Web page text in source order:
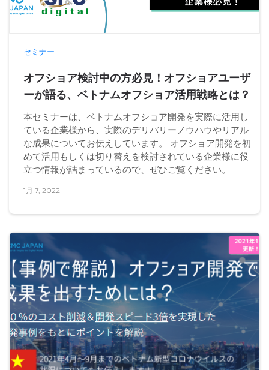
セミナー
オフショア検討中の方必見！オフショアユーザ
ーが語る、ベトナムオフショア活用戦略とは？
本セミナーは、ベトナムオフショア開発を実際に活用し
ている企業様から、実際のデリバリーノウハウやリアル
な成果についてお伝えしています。 オフショア開発を初
めて活用もしくは切り替えを検討されている企業様に役
立つ情報が詰まっているので、ぜひご覧ください。
1月 7, 2022